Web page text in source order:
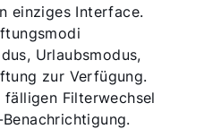
einziges Interface.
Urlaubsmodus,
zur Verfügung.
fälligen Filterwechsel